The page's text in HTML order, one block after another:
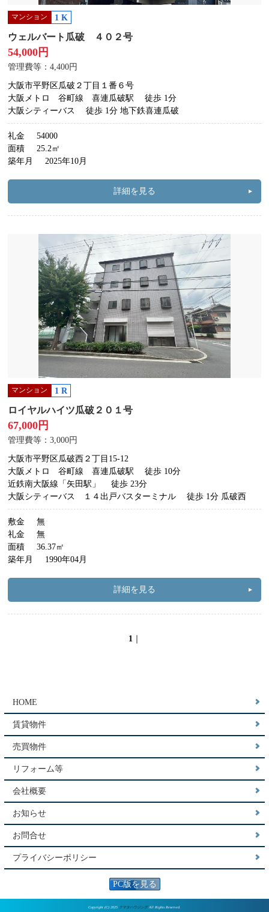
マンション 1 K
ウェルバート瓜破 ４０２号
54,000円
管理費等：4,400円
大阪市平野区瓜破２丁目１番６号
大阪メトロ 谷町線 喜連瓜破駅 徒歩 1分
大阪シティーバス
徒歩 1分 地下鉄喜連瓜破
礼金
54000
面積
25.2㎡
築年月
2025年10月
詳細を見る
マンション 1 R
ロイヤルハイツ瓜破２０１号
67,000円
管理費等：3,000円
大阪市平野区瓜破西２丁目15-12
大阪メトロ 谷町線 喜連瓜破駅 徒歩 10分
近鉄南大阪線「矢田駅」
徒歩 23分
大阪シティーバス １４出戸バスターミナル 徒歩 1分 瓜破西
敷金
無
礼金
無
面積
36.37㎡
築年月
1990年04月
詳細を見る
1｜
HOME
賃貸物件
売買物件
リフォーム等
会社概要
お知らせ
お問合せ
プライバシーポリシー
PC版を見る
Copyright (C) 2025 クマタハウジングAll Rights Reserved.